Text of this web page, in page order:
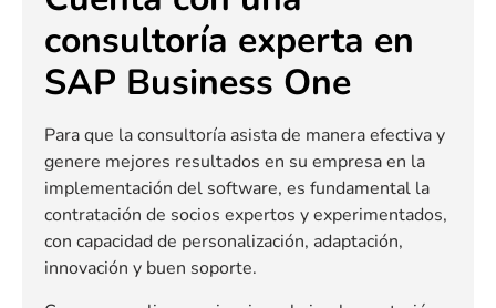
consultoría experta en
SAP Business One
Para que la consultoría asista de manera efectiva y
genere mejores resultados en su empresa en la
implementación del software, es fundamental la
contratación de socios expertos y experimentados,
con capacidad de personalización, adaptación,
innovación y buen soporte.